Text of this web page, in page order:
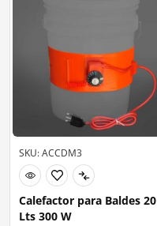
SKU: ACCDM3
Calefactor para Baldes 20
Lts 300 W